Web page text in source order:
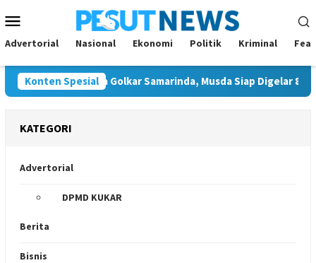
ke
kontenMobile
Advertorial Nasional Ekonomi Politik Kriminal
Konten Spesial
Tunggal Ketua Golkar Samarinda, Musda Siap Digelar 8
KATEGORI
Advertorial
DPMD KUKAR
Berita
Bisnis